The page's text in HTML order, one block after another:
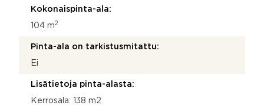
Kokonaispinta-ala:
104 m2
Pinta-ala on tarkistusmitattu:
Ei
Lisätietoja pinta-alasta:
Kerrosala: 138 m2